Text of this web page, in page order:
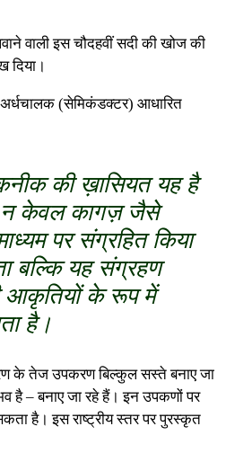
वाली इस चौदहवीं सदी की खोज की
दिया।
(सेमिकंडक्टर) आधारित
की ख़ासियत यह है
न केवल कागज़ जैसे
पर संग्रहित किया
बल्कि यह संग्रहण
आकृतियों के रूप में
है।
के तेज उपकरण बिल्कुल सस्ते बनाए जा
है – बनाए जा रहे हैं। इन उपकणों पर
है। इस राष्ट्रीय स्तर पर पुरस्कृत